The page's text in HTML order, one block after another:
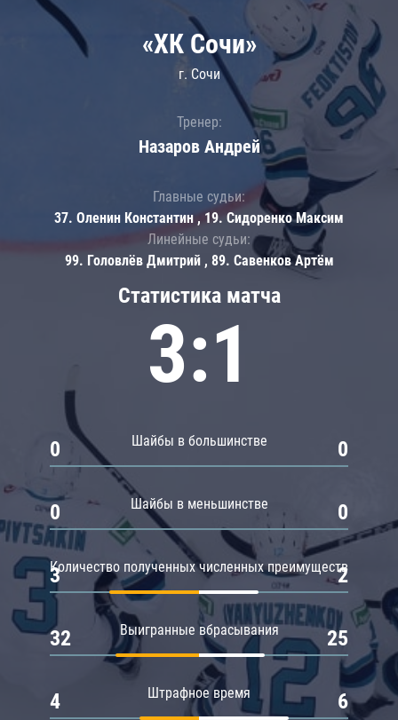
Статистика матча
3:1
Шайбы в большинстве
0 0
Шайбы в меньшинстве
0 0
Количество полученных численных преимуществ
3 2
Выигранные вбрасывания
32 25
Штрафное время
4 6
«ХК Сочи»
г. Сочи
Тренер:
Назаров Андрей
Главные судьи:
37. Оленин Константин , 19. Сидоренко Максим
Линейные судьи:
99. Головлёв Дмитрий , 89. Савенков Артём